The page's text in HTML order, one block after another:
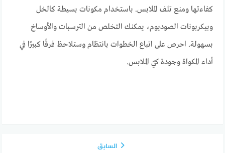
كفاءتها ومنع تلف الملابس. باستخدام مكونات بسيطة كالخل
وبيكربونات الصوديوم، يمكنك التخلص من الترسبات والأوساخ
بسهولة. احرص على اتباع الخطوات بانتظام وستلاحظ فرقًا كبيرًا في
أداء المكواة وجودة كيّ الملابس.
السابق